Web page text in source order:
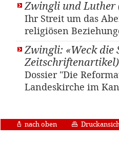
Zwingli und Luther
Ihr Streit um das
religiösen
Zwingli: «Weck die
Zeitschriftenartikel)
Dossier "Die
Landeskirche im
nach oben